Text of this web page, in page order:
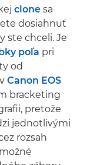
clone sa
dosiahnuť
ste chceli. Je
poľa pri
od
Canon EOS
bracketing
pretože
jednotlivými
rozsah